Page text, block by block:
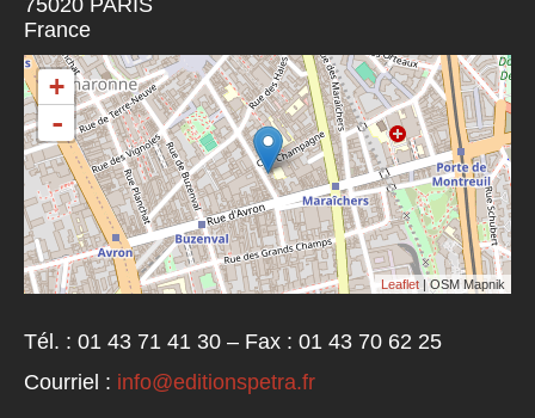
75020 PARIS
France
+
-
Leaflet | OSM Mapnik
Tél. : 01 43 71 41 30 – Fax : 01 43 70 62 25
Courriel : info@editionspetra.fr